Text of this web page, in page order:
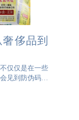
侈品到
仅仅是在一些
见到防伪码的
，做了防伪码